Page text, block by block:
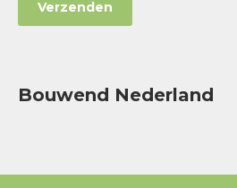
Bouwend Nederland